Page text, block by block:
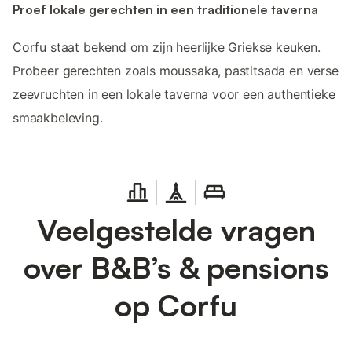
Proef lokale gerechten in een traditionele taverna
Corfu staat bekend om zijn heerlijke Griekse keuken.
Probeer gerechten zoals moussaka, pastitsada en verse
zeevruchten in een lokale taverna voor een authentieke
smaakbeleving.
Veelgestelde vragen
over B&B’s & pensions
op Corfu